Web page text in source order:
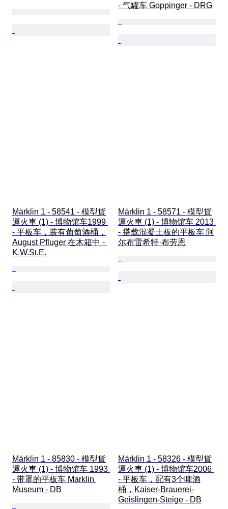
- 气罐车 Goppinger - DRG
Märklin 1 - 58541 - 模型貨
運火車 (1) - 博物馆车1999
- 平板车，装有葡萄酒桶，
August Pfluger 在木箱中 -
K.W.St.E.
Märklin 1 - 58571 - 模型貨
運火車 (1) - 博物馆车 2013
- 搭载混凝土板的平板车 阿
尔布雷希特·布劳恩
Märklin 1 - 85830 - 模型貨
運火車 (1) - 博物馆车 1993
- 带罩的平板车 Marklin
Museum - DB
Märklin 1 - 58326 - 模型貨
運火車 (1) - 博物馆车2006
- 平板车，配有3个啤酒
桶，Kaiser-Brauerei-
Geislingen-Steige - DB